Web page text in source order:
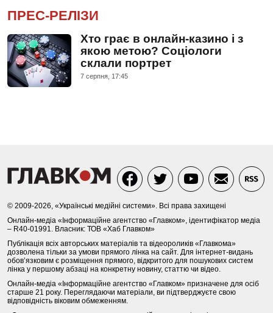
ПРЕС-РЕЛІЗИ
Хто грає в онлайн-казино і з
якою метою? Соціологи
склали портрет
7 серпня, 17:45
© 2009-2026, «Українські медійні системи». Всі права захищені
Онлайн-медіа «Інформаційне агентство «Главком», ідентифікатор медіа
– R40-01991. Власник: ТОВ «Хаб Главком»
Публікація всіх авторських матеріалів та відеороликів «Главкома»
дозволена тільки за умови прямого лінка на сайт. Для інтернет-видань
обов’язковим є розміщення прямого, відкритого для пошукових систем
лінка у першому абзаці на конкретну новину, статтю чи відео.
Онлайн-медіа «Інформаційне агентство «Главком» призначене для осіб
старше 21 року. Переглядаючи матеріали, ви підтверджуєте свою
відповідність віковим обмеженням.